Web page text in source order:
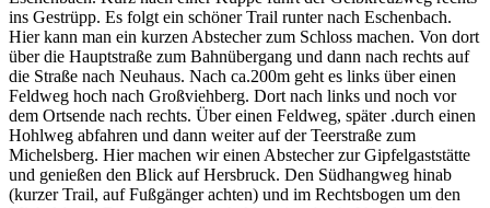
ins Gestrüpp. Es folgt ein schöner Trail runter nach Eschenbach.
Hier kann man ein kurzen Abstecher zum Schloss machen. Von dort
über die Hauptstraße zum Bahnübergang und dann nach rechts auf
die Straße nach Neuhaus. Nach ca.200m geht es links über einen
Feldweg hoch nach Großviehberg. Dort nach links und noch vor
dem Ortsende nach rechts. Über einen Feldweg, später .durch einen
Hohlweg abfahren und dann weiter auf der Teerstraße zum
Michelsberg. Hier machen wir einen Abstecher zur Gipfelgaststätte
und genießen den Blick auf Hersbruck. Den Südhangweg hinab
(kurzer Trail, auf Fußgänger achten) und im Rechtsbogen um den